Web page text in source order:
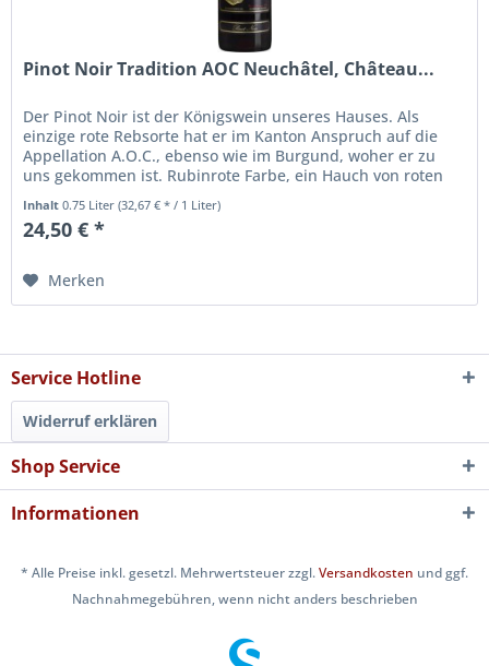
Pinot Noir Tradition AOC Neuchâtel, Château...
Der Pinot Noir ist der Königswein unseres Hauses. Als
einzige rote Rebsorte hat er im Kanton Anspruch auf die
Appellation A.O.C., ebenso wie im Burgund, woher er zu
uns gekommen ist. Rubinrote Farbe, ein Hauch von roten
Früchten und...
Inhalt0.75 Liter(32,67 € * / 1 Liter)
24,50 € *
Merken
Service Hotline
Widerruf erklären
Shop Service
Informationen
* Alle Preise inkl. gesetzl. Mehrwertsteuer zzgl.Versandkosten und ggf.
Nachnahmegebühren, wenn nicht anders beschrieben